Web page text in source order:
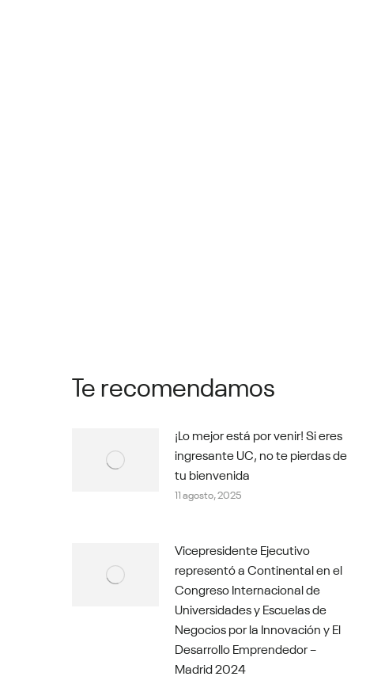
Te recomendamos
¡Lo mejor está por venir! Si eres
ingresante UC, no te pierdas de
tu bienvenida
11 agosto, 2025
Vicepresidente Ejecutivo
representó a Continental en el
Congreso Internacional de
Universidades y Escuelas de
Negocios por la Innovación y El
Desarrollo Emprendedor –
Madrid 2024